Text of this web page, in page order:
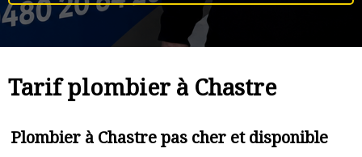
Tarif plombier à Chastre
Plombier à Chastre pas cher et disponible